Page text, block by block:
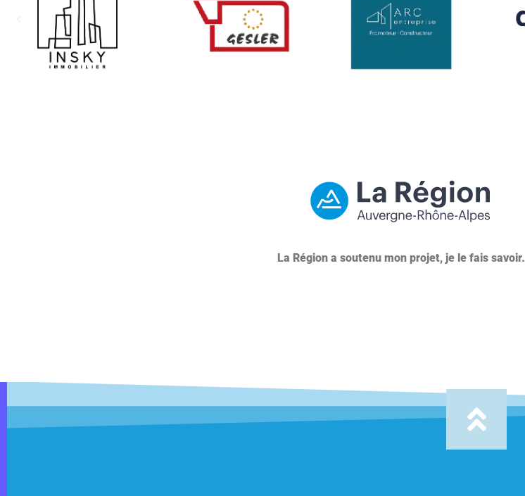
La Région a soutenu mon projet, je le fais savoir.